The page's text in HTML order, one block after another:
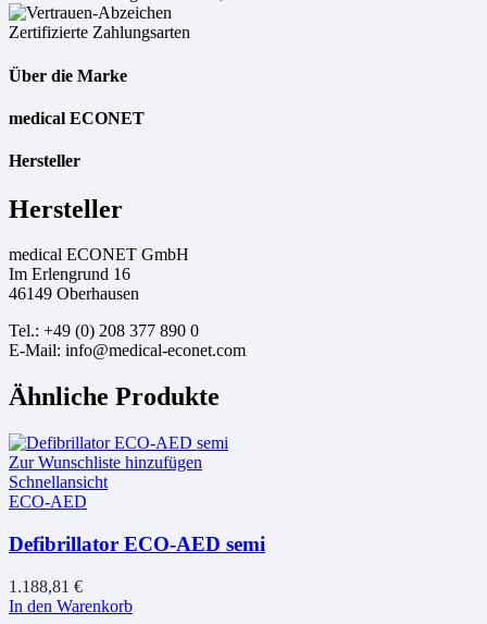
Zertifizierte Zahlungsarten
Über die Marke
medical ECONET
Hersteller
Hersteller
medical ECONET GmbH
Im Erlengrund 16
46149 Oberhausen
Tel.: +49 (0) 208 377 890 0
E-Mail: info@medical-econet.com
Ähnliche Produkte
Zur Wunschliste hinzufügen
Schnellansicht
ECO-AED
Defibrillator ECO-AED semi
1.188,81 €
In den Warenkorb